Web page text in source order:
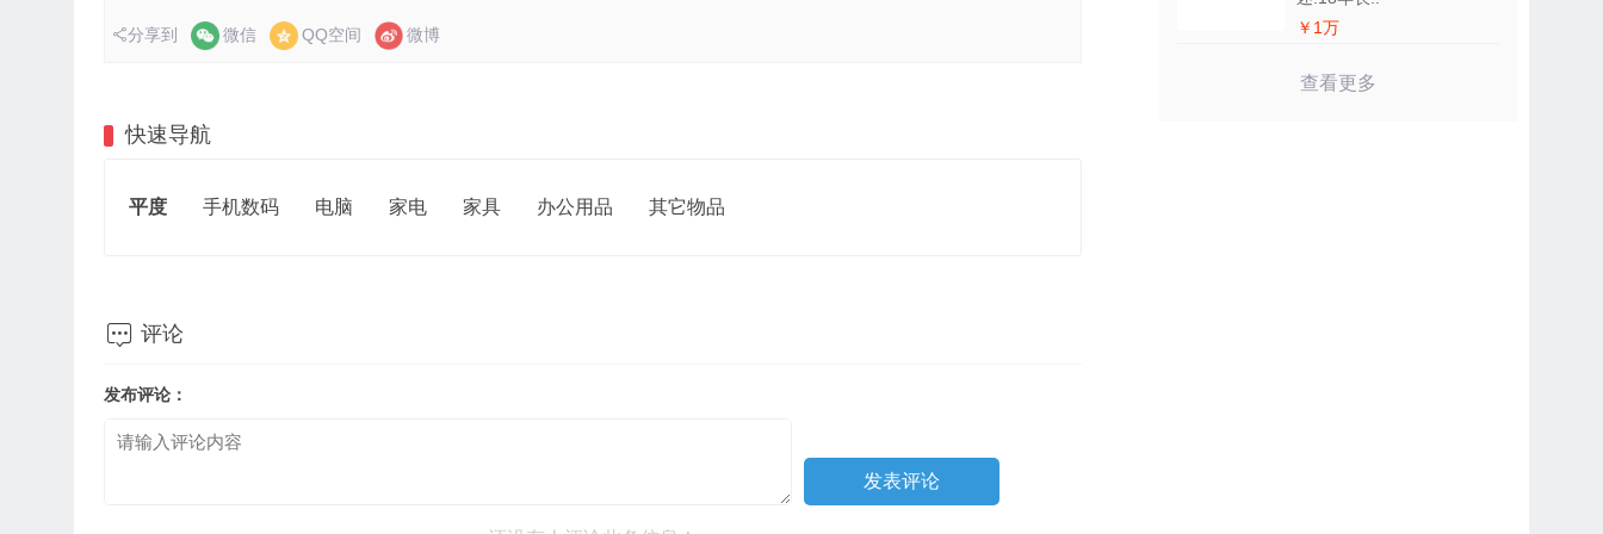
分享到 微信 QQ空间 微博
快速导航
平度 手机数码 电脑 家电 家具 办公用品 其它物品
 评论
发布评论：
￥1万
查看更多